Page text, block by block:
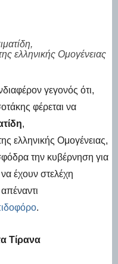
ελληνικής Ομογένειας
γεγονός ότι,
φέρεται να
,
ελληνικής Ομογένειας,
την κυβέρνηση για
έχουν στελέχη
.
Τίρανα